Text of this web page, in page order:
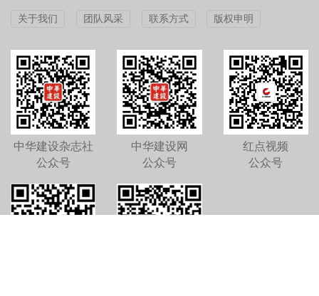
关于我们 团队风采 联系方式 版权申明
中华建设杂志社
公众号
中华建设网
公众号
红点视频
公众号